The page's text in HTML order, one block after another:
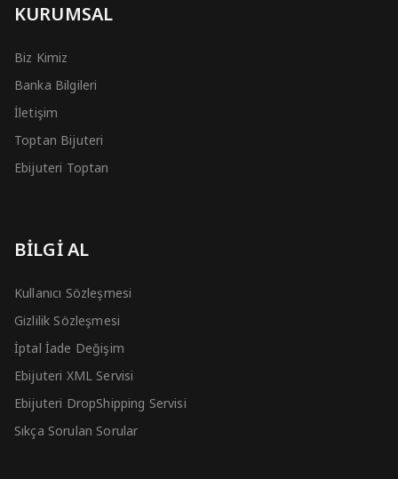
KURUMSAL
Biz Kimiz
Banka Bilgileri
İletişim
Toptan Bijuteri
Ebijuteri Toptan
BİLGİ AL
Kullanıcı Sözleşmesi
Gizlilik Sözleşmesi
İptal İade Değişim
Ebijuteri XML Servisi
Ebijuteri DropShipping Servisi
Sıkça Sorulan Sorular